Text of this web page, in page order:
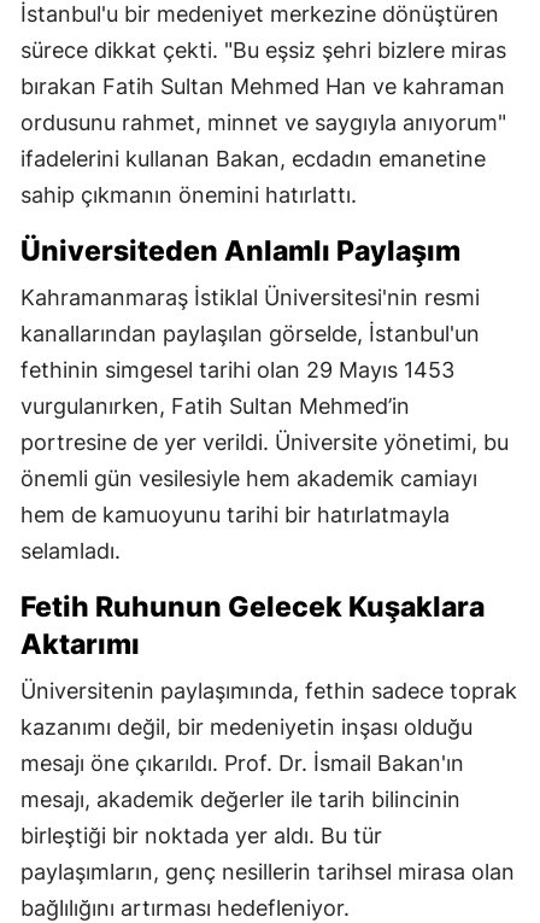
İstanbul'u bir medeniyet merkezine dönüştüren
sürece dikkat çekti. "Bu eşsiz şehri bizlere miras
bırakan Fatih Sultan Mehmed Han ve kahraman
ordusunu rahmet, minnet ve saygıyla anıyorum"
ifadelerini kullanan Bakan, ecdadın emanetine
sahip çıkmanın önemini hatırlattı.
Üniversiteden Anlamlı Paylaşım
Kahramanmaraş İstiklal Üniversitesi'nin resmi
kanallarından paylaşılan görselde, İstanbul'un
fethinin simgesel tarihi olan 29 Mayıs 1453
vurgulanırken, Fatih Sultan Mehmed’in
portresine de yer verildi. Üniversite yönetimi, bu
önemli gün vesilesiyle hem akademik camiayı
hem de kamuoyunu tarihi bir hatırlatmayla
selamladı.
Fetih Ruhunun Gelecek Kuşaklara
Aktarımı
Üniversitenin paylaşımında, fethin sadece toprak
kazanımı değil, bir medeniyetin inşası olduğu
mesajı öne çıkarıldı. Prof. Dr. İsmail Bakan'ın
mesajı, akademik değerler ile tarih bilincinin
birleştiği bir noktada yer aldı. Bu tür
paylaşımların, genç nesillerin tarihsel mirasa olan
bağlılığını artırması hedefleniyor.